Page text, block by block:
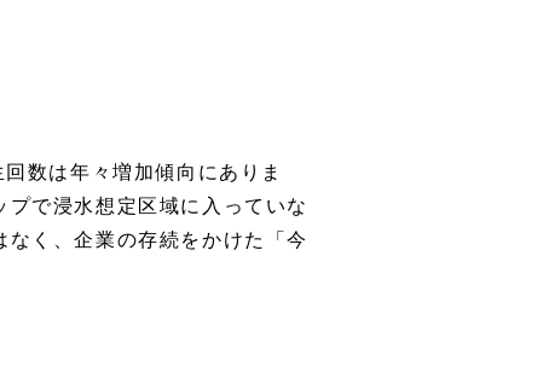
数は年々増加傾向にありま
で浸水想定区域に入っていな
く、企業の存続をかけた「今